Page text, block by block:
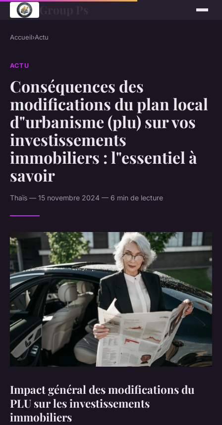
Accueil›Actu
ACTU
Conséquences des
modifications du plan local
d"urbanisme (plu) sur vos
investissements
immobiliers : l"essentiel à
savoir
Thaïs — 15 novembre 2024 — 6 min de lecture
Impact général des modifications du
PLU sur les investissements
immobiliers